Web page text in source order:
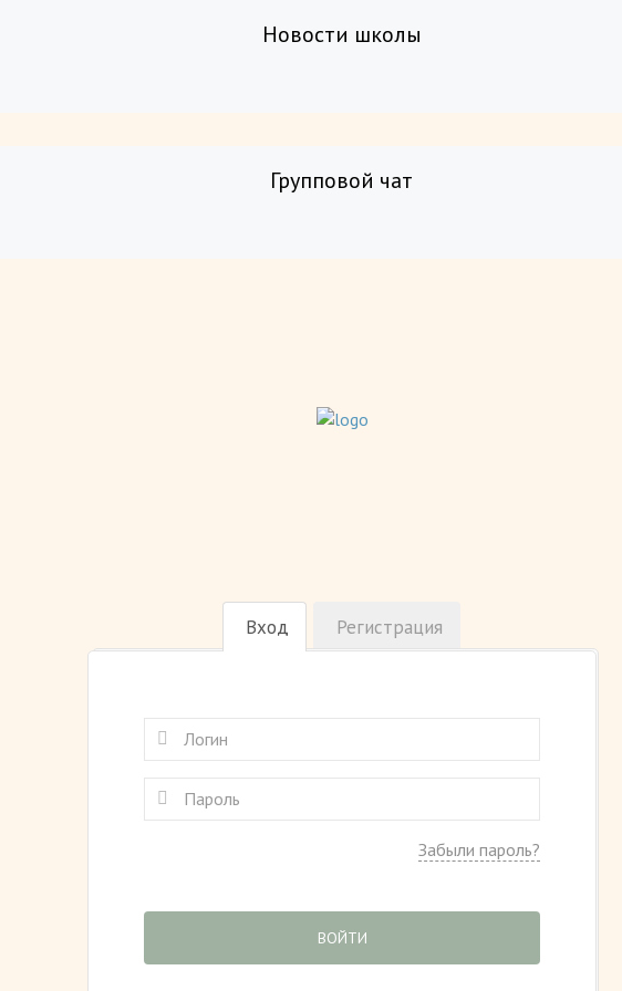
Новости школы
Групповой чат
Вход Регистрация
Забыли пароль?
ВОЙТИ